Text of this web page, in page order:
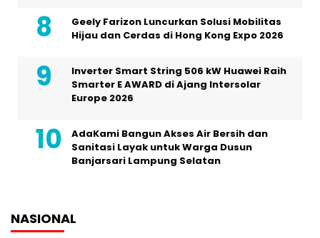
Geely Farizon Luncurkan Solusi Mobilitas
Hijau dan Cerdas di Hong Kong Expo 2026
Inverter Smart String 506 kW Huawei Raih
Smarter E AWARD di Ajang Intersolar
Europe 2026
AdaKami Bangun Akses Air Bersih dan
Sanitasi Layak untuk Warga Dusun
Banjarsari Lampung Selatan
NASIONAL